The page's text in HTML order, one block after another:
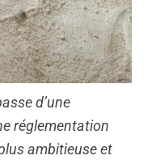
d’une
réglementation
ambitieuse et